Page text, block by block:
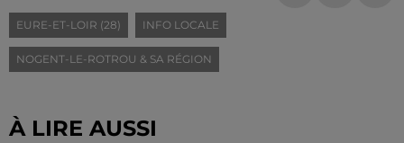
EURE-ET-LOIR (28) INFO LOCALE
NOGENT-LE-ROTROU & SA RÉGION
À LIRE AUSSI